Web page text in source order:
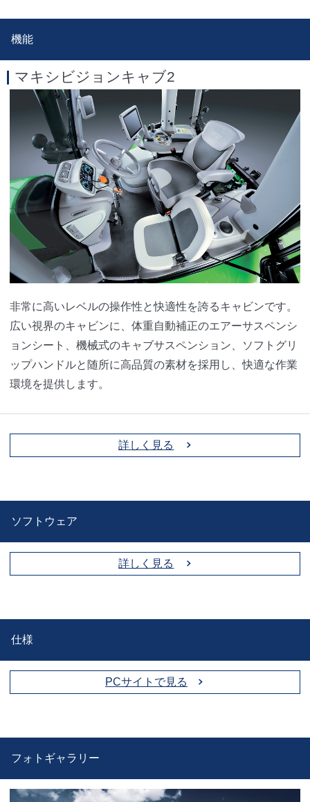
機能
マキシビジョンキャブ2
非常に高いレベルの操作性と快適性を誇るキャビンです。
広い視界のキャビンに、体重自動補正のエアーサスペンシ
ョンシート、機械式のキャブサスペンション、ソフトグリ
ップハンドルと随所に高品質の素材を採用し、快適な作業
環境を提供します。
詳しく見る
ソフトウェア
詳しく見る
仕様
PCサイトで見る
フォトギャラリー